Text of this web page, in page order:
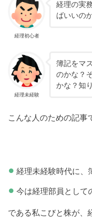
経理初心者
経理の実
ばいいの
経理未経験
簿記をマ
のかな？
かな？知
こんな人のための記事
経理未経験時代に、
今は経理部員として
である私こびと株が、